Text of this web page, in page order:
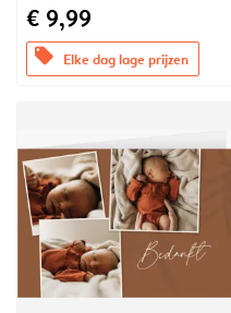
€ 9,99
offers Elke dag lage prijzen